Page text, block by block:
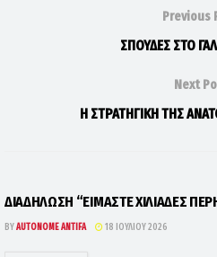
Previous
ΣΠΟΥΔΕΣ ΣΤΟ
Next
Η ΣΤΡΑΤΗΓΙΚΗ ΤΗΣ
ΔΙΑΔΗΛΩΣΗ “ΕΙΜΑΣΤΕ ΧΙΛΙΑΔΕΣ
BYAUTONOME ANTIFA 18 ΙΟΥΛΊΟΥ 2026